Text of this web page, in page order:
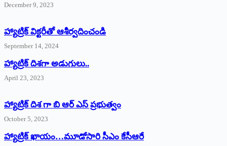
December 9, 2023
హ్యాట్రిక్‌ ‌విక్టరీతో ఆశీర్వదించండి
September 14, 2024
‌హ్యాట్రిక్‌ ‌దిశగా అడుగులు..
April 23, 2023
హ్యాట్రిక్ దిశ గా బి ఆర్ ఎస్ ప్రభుత్వం
October 5, 2023
హ్యాట్రిక్‌ ‌ఖాయం…మూడోసారి సీఎం కేసీఆరే